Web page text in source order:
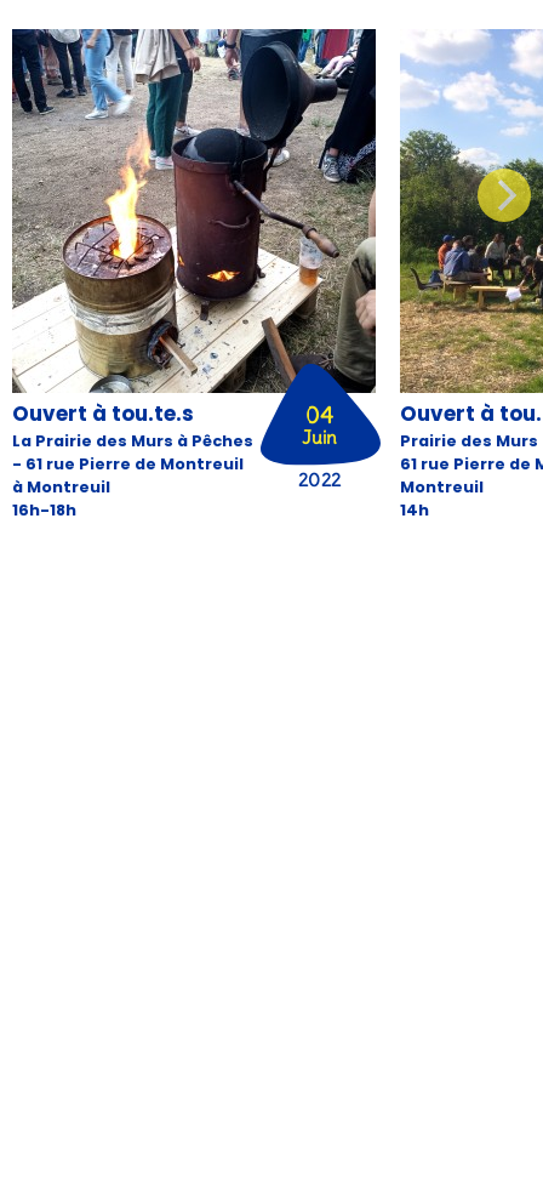
04
Juin
2022
Ouvert à tou.te.s
La Prairie des Murs à Pêches
- 61 rue Pierre de Montreuil
à Montreuil
16h-18h
Ouvert à
Prairie des Murs
61 rue Pierre de
Montreuil
14h